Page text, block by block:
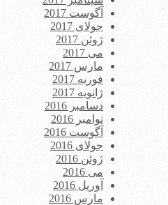
آگوست 2017
جولای 2017
ژوئن 2017
می 2017
مارس 2017
فوریه 2017
ژانویه 2017
دسامبر 2016
نوامبر 2016
آگوست 2016
جولای 2016
ژوئن 2016
می 2016
آوریل 2016
مارس 2016